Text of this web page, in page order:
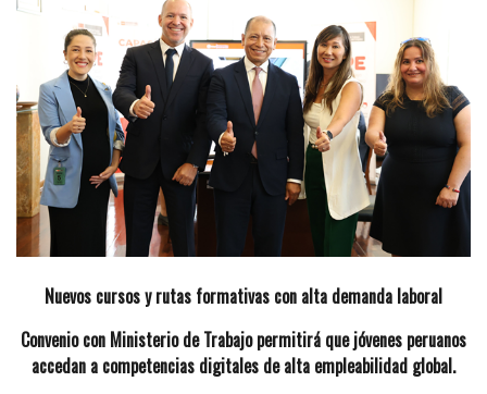
Nuevos cursos y rutas formativas con alta demanda laboral
Convenio con Ministerio de Trabajo permitirá que jóvenes peruanos
accedan a competencias digitales de alta empleabilidad global.